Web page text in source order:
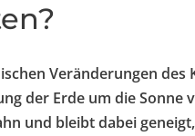
Veränderungen des
der Erde um die Sonne
und bleibt dabei